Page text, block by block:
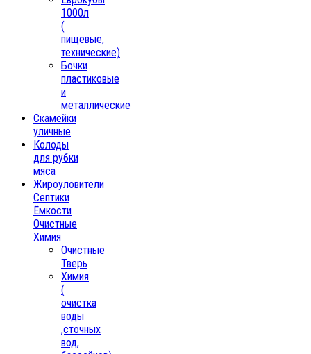
1000л
(
пищевые,
технические)
Бочки
пластиковые
и
металлические
Скамейки
уличные
Колоды
для рубки
мяса
Жироуловители
Септики
Ёмкости
Очистные
Химия
Очистные
Тверь
Химия
(
очистка
воды
,сточных
вод,